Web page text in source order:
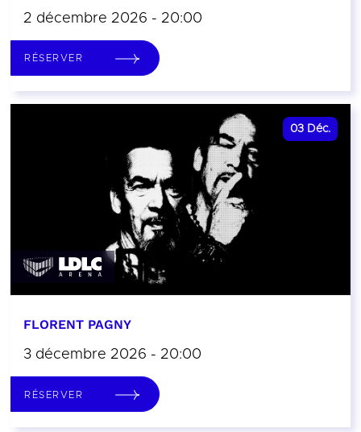
2 décembre 2026 - 20:00
RÉSERVER
03 Déc.
FLORENT PAGNY
3 décembre 2026 - 20:00
RÉSERVER